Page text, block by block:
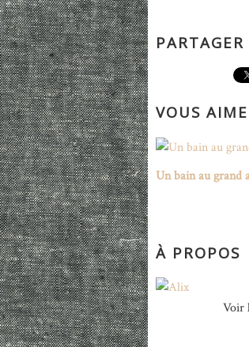
VOUS
Un bain au grand
À PROPOS
Voir